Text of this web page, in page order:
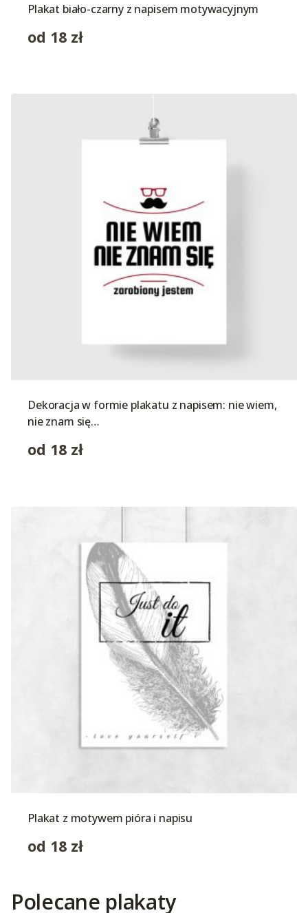
Plakat biało-czarny z napisem motywacyjnym
od 18 zł
Dekoracja w formie plakatu z napisem: nie wiem,
nie znam się…
od 18 zł
Plakat z motywem pióra i napisu
od 18 zł
Polecane plakaty